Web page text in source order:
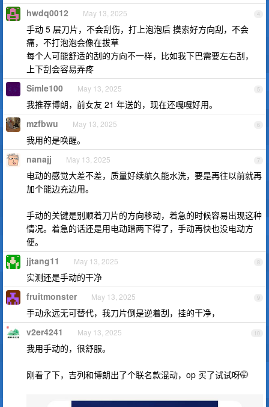
4
hwdq0012 May 13, 2025
手动 5 层刀片，不会刮伤，打上泡泡后 摸索好方向刮，不会
痛，不打泡泡会像在拔草
每个人可能舒适的刮的方向不一样，比如我下巴需要左右刮，
上下刮会容易弄疼
5
Simle100 May 13, 2025
我推荐博朗，前女友 21 年送的，现在还嘎嘎好用。
6
mzfbwu May 13, 2025
我用的是唤醒。
7
nanajj May 13, 2025
电动的感觉大差不差，质量好续航久能水洗，要是再往以前就再
加个能边充边用。
手动的关键是别顺着刀片的方向移动，着急的时候容易出现这种
情况。着急的话还是用电动蹭两下得了，手动再快也没电动方
便。
8
jjtang11 May 13, 2025
实测还是手动的干净
9
fruitmonster May 13, 2025
手动永远无可替代，我刀片倒是逆着刮，挂的干净，
10
v2er4241 May 13, 2025
我用手动的，很舒服。
刚看了下，吉列和博朗出了个联名款混动，op 买了试试呀🤭